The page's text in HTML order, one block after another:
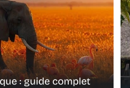
: guide complet